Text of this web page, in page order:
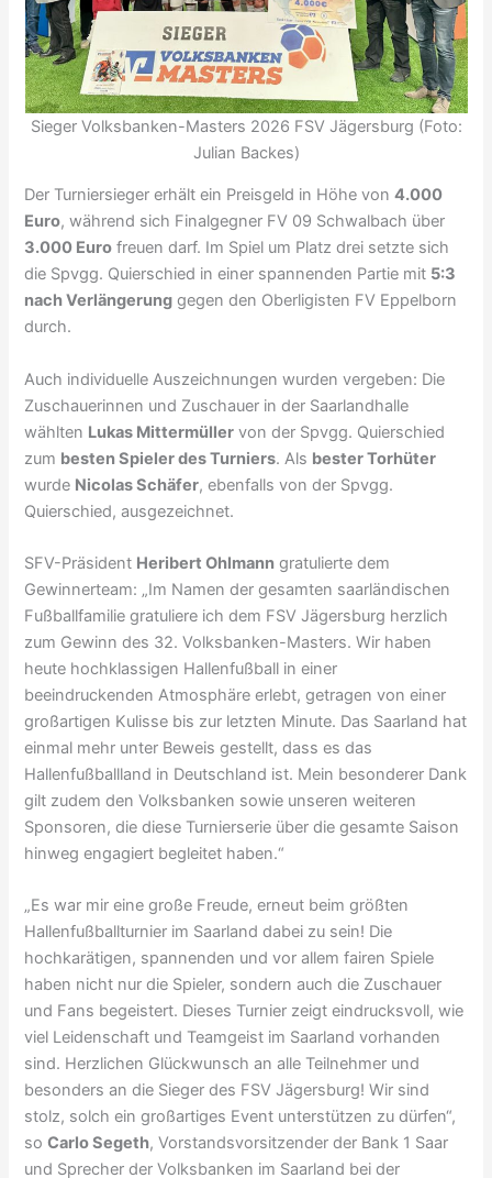
Sieger Volksbanken-Masters 2026 FSV Jägersburg (Foto:
Julian Backes)
Der Turniersieger erhält ein Preisgeld in Höhe von4.000
Euro, während sich Finalgegner FV 09 Schwalbach über
3.000 Euro freuen darf. Im Spiel um Platz drei setzte sich
die Spvgg. Quierschied in einer spannenden Partie mit 5:3
nach Verlängerung gegen den Oberligisten FV Eppelborn
durch.
Auch individuelle Auszeichnungen wurden vergeben: Die
Zuschauerinnen und Zuschauer in der Saarlandhalle
wählten Lukas Mittermüller von der Spvgg. Quierschied
zum besten Spieler des Turniers. Als bester Torhüter
wurde Nicolas Schäfer, ebenfalls von der Spvgg.
Quierschied, ausgezeichnet.
SFV-Präsident Heribert Ohlmann gratulierte dem
Gewinnerteam: „Im Namen der gesamten saarländischen
Fußballfamilie gratuliere ich dem FSV Jägersburg herzlich
zum Gewinn des 32. Volksbanken-Masters. Wir haben
heute hochklassigen Hallenfußball in einer
beeindruckenden Atmosphäre erlebt, getragen von einer
großartigen Kulisse bis zur letzten Minute. Das Saarland hat
einmal mehr unter Beweis gestellt, dass es das
Hallenfußballland in Deutschland ist. Mein besonderer Dank
gilt zudem den Volksbanken sowie unseren weiteren
Sponsoren, die diese Turnierserie über die gesamte Saison
hinweg engagiert begleitet haben.“
„Es war mir eine große Freude, erneut beim größten
Hallenfußballturnier im Saarland dabei zu sein! Die
hochkarätigen, spannenden und vor allem fairen Spiele
haben nicht nur die Spieler, sondern auch die Zuschauer
und Fans begeistert. Dieses Turnier zeigt eindrucksvoll, wie
viel Leidenschaft und Teamgeist im Saarland vorhanden
sind. Herzlichen Glückwunsch an alle Teilnehmer und
besonders an die Sieger des FSV Jägersburg! Wir sind
stolz, solch ein großartiges Event unterstützen zu dürfen“,
soCarlo Segeth, Vorstandsvorsitzender der Bank 1 Saar
und Sprecher der Volksbanken im Saarland bei der